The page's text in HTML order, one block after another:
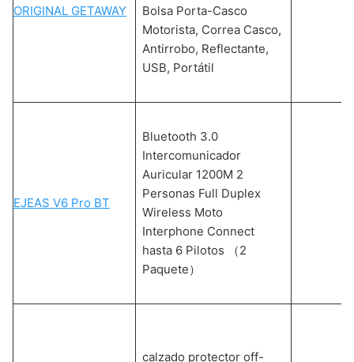
ORIGINAL GETAWAY
Bolsa Porta-Casco
Motorista, Correa Casco,
Antirrobo, Reflectante,
USB, Portátil
EJEAS V6 Pro BT
Bluetooth 3.0
Intercomunicador
Auricular 1200M 2
Personas Full Duplex
Wireless Moto
Interphone Connect
hasta 6 Pilotos （2
Paquete）
calzado protector off-